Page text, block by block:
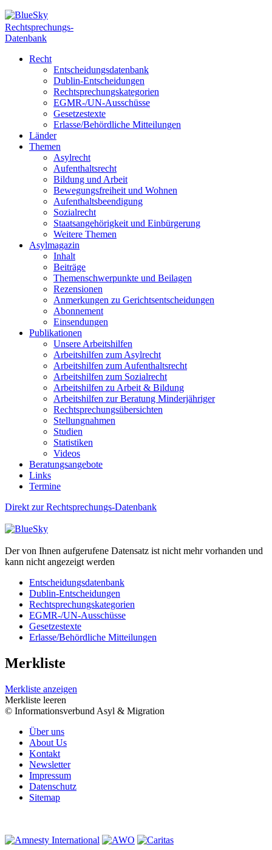
Rechtsprechungs-
Datenbank
Recht
Entscheidungsdatenbank
Dublin-Entscheidungen
Rechtsprechungskategorien
EGMR-/UN-Ausschüsse
Gesetzestexte
Erlasse/Behördliche Mitteilungen
Länder
Themen
Asylrecht
Aufenthaltsrecht
Bildung und Arbeit
Bewegungsfreiheit und Wohnen
Aufenthaltsbeendigung
Sozialrecht
Staatsangehörigkeit und Einbürgerung
Weitere Themen
Asylmagazin
Inhalt
Beiträge
Themenschwerpunkte und Beilagen
Rezensionen
Anmerkungen zu Gerichtsentscheidungen
Abonnement
Einsendungen
Publikationen
Unsere Arbeitshilfen
Arbeitshilfen zum Asylrecht
Arbeitshilfen zum Aufenthaltsrecht
Arbeitshilfen zum Sozialrecht
Arbeitshilfen zu Arbeit & Bildung
Arbeitshilfen zur Beratung Minderjähriger
Rechtsprechungsübersichten
Stellungnahmen
Studien
Statistiken
Videos
Beratungsangebote
Links
Termine
Direkt zur Rechtsprechungs-Datenbank
Der von Ihnen aufgerufene Datensatz ist nicht mehr vorhanden und
kann nicht angezeigt werden
Entscheidungsdatenbank
Dublin-Entscheidungen
Rechtsprechungskategorien
EGMR-/UN-Ausschüsse
Gesetzestexte
Erlasse/Behördliche Mitteilungen
Merkliste
Merkliste anzeigen
Merkliste leeren
© Informationsverbund Asyl & Migration
Über uns
About Us
Kontakt
Newsletter
Impressum
Datenschutz
Sitemap